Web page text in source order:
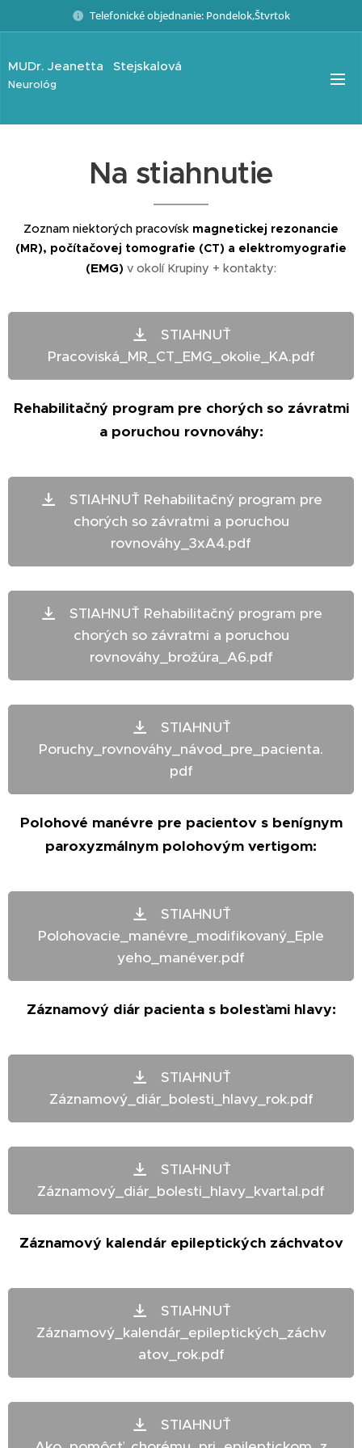
Telefonické objednanie: Pondelok,Štvrtok
MUDr. Jeanetta Stejskalová
Neurológ
Na stiahnutie
Zoznam niektorých pracovísk magnetickej rezonancie
(MR), počítačovej tomografie (CT) a elektromyografie
(EMG) v okolí Krupiny + kontakty:
STIAHNUŤ
Pracoviská_MR_CT_EMG_okolie_KA.pdf
Rehabilitačný program pre chorých so závratmi
a poruchou rovnováhy:
STIAHNUŤ Rehabilitačný program pre
chorých so závratmi a poruchou
rovnováhy_3xA4.pdf
STIAHNUŤ Rehabilitačný program pre
chorých so závratmi a poruchou
rovnováhy_brožúra_A6.pdf
STIAHNUŤ
Poruchy_rovnováhy_návod_pre_pacienta.
pdf
Polohové manévre pre pacientov s benígnym
paroxyzmálnym polohovým vertigom:
STIAHNUŤ
Polohovacie_manévre_modifikovaný_Eple
yeho_manéver.pdf
Záznamový diár pacienta s bolesťami hlavy:
STIAHNUŤ
Záznamový_diár_bolesti_hlavy_rok.pdf
STIAHNUŤ
Záznamový_diár_bolesti_hlavy_kvartal.pdf
Záznamový kalendár epileptických záchvatov
STIAHNUŤ
Záznamový_kalendár_epileptických_záchv
atov_rok.pdf
STIAHNUŤ